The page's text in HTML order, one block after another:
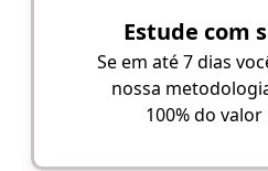
Estude com
Se em até 7 dias
nossa
100% do